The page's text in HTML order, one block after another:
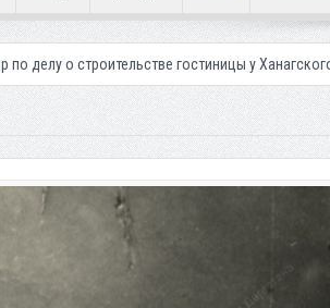
гостиницы у Ханагского водопада